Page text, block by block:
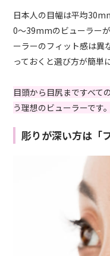
日本人の目幅は平均
0〜39mmのビューラー
ーラーのフィット感は異
っておくと選び方が簡単に
目頭から目尻まですべて
う理想のビューラーです。
彫りが深い方は「